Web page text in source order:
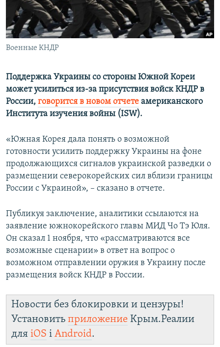
КРЫМ.НЕПОКОРЕННЫЙ
ELIFBE
УКРАИНСКАЯ ПРОБЛЕМА КРЫМА
Военные КНДР
Поддержка Украины со стороны Южной Кореи
может усилиться из-за присутствия войск КНДР в
России, говорится в новом отчете американского
Института изучения войны (ISW).
«Южная Корея дала понять о возможной
готовности усилить поддержку Украины на фоне
продолжающихся сигналов украинской разведки о
размещении северокорейских сил вблизи границы
России с Украиной», – сказано в отчете.
Публикуя заключение, аналитики ссылаются на
заявление южнокорейского главы МИД Чо Тэ Юля.
Он сказал 1 ноября, что «рассматриваются все
возможные сценарии» в ответ на вопрос о
возможном отправлении оружия в Украину после
размещения войск КНДР в России.
Новости без блокировки и цензуры!
Установить приложение Крым.Реалии
для iOS і Android.